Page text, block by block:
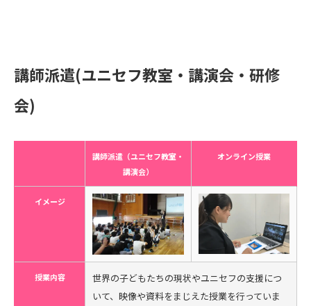
講師派遣(ユニセフ教室・講演会・研修
会)
講師派遣（ユニセフ教室・
講演会）
オンライン授業
イメージ
授業内容
世界の子どもたちの現状やユニセフの支援につ
いて、映像や資料をまじえた授業を行っていま